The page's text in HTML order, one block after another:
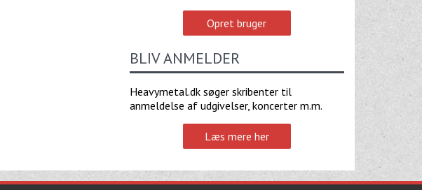
Opret bruger
BLIV ANMELDER
Heavymetal.dk søger skribenter til
anmeldelse af udgivelser, koncerter m.m.
Læs mere her